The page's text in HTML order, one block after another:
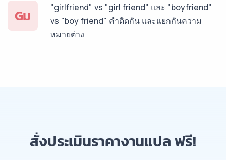
Gม
"girlfriend" vs "girl friend" และ "boyfriend"
vs "boy friend" คำติดกัน และแยกกันความ
หมายต่าง
สั่งประเมินราคางานแปล ฟรี!